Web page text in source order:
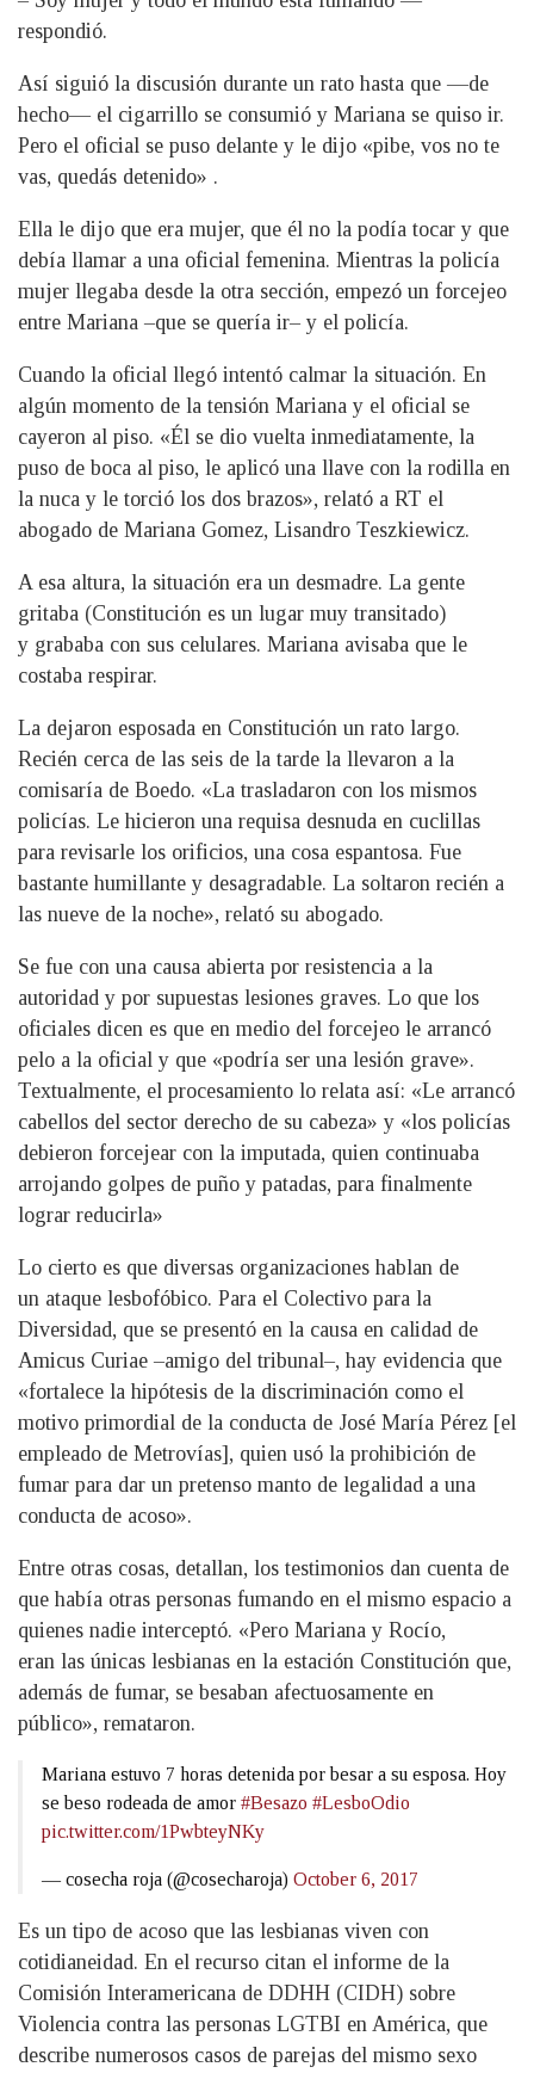
respondió.
Así siguió la discusión durante un rato hasta que —de
hecho— el cigarrillo se consumió y Mariana se quiso ir.
Pero el oficial se puso delante y le dijo «pibe, vos no te
vas, quedás detenido» .
Ella le dijo que era mujer, que él no la podía tocar y que
debía llamar a una oficial femenina. Mientras la policía
mujer llegaba desde la otra sección, empezó un forcejeo
entre Mariana –que se quería ir– y el policía.
Cuando la oficial llegó intentó calmar la situación. En
algún momento de la tensión Mariana y el oficial se
cayeron al piso. «Él se dio vuelta inmediatamente, la
puso de boca al piso, le aplicó una llave con la rodilla en
la nuca y le torció los dos brazos», relató a RT el
abogado de Mariana Gomez, Lisandro Teszkiewicz.
A esa altura, la situación era un desmadre. La gente
gritaba (Constitución es un lugar muy transitado)
y grababa con sus celulares. Mariana avisaba que le
costaba respirar.
La dejaron esposada en Constitución un rato largo.
Recién cerca de las seis de la tarde la llevaron a la
comisaría de Boedo. «La trasladaron con los mismos
policías. Le hicieron una requisa desnuda en cuclillas
para revisarle los orificios, una cosa espantosa. Fue
bastante humillante y desagradable. La soltaron recién a
las nueve de la noche», relató su abogado.
Se fue con una causa abierta por resistencia a la
autoridad y por supuestas lesiones graves. Lo que los
oficiales dicen es que en medio del forcejeo le arrancó
pelo a la oficial y que «podría ser una lesión grave».
Textualmente, el procesamiento lo relata así: «Le arrancó
cabellos del sector derecho de su cabeza» y «los policías
debieron forcejear con la imputada, quien continuaba
arrojando golpes de puño y patadas, para finalmente
lograr reducirla»
Lo cierto es que diversas organizaciones hablan de
un ataque lesbofóbico. Para el Colectivo para la
Diversidad, que se presentó en la causa en calidad de
Amicus Curiae –amigo del tribunal–, hay evidencia que
«fortalece la hipótesis de la discriminación como el
motivo primordial de la conducta de José María Pérez [el
empleado de Metrovías], quien usó la prohibición de
fumar para dar un pretenso manto de legalidad a una
conducta de acoso».
Entre otras cosas, detallan, los testimonios dan cuenta de
que había otras personas fumando en el mismo espacio a
quienes nadie interceptó. «Pero Mariana y Rocío,
eran las únicas lesbianas en la estación Constitución que,
además de fumar, se besaban afectuosamente en
público», remataron.
Mariana estuvo 7 horas detenida por besar a su esposa. Hoy
se beso rodeada de amor #Besazo #LesboOdio
pic.twitter.com/1PwbteyNKy
— cosecha roja (@cosecharoja) October 6, 2017
Es un tipo de acoso que las lesbianas viven con
cotidianeidad. En el recurso citan el informe de la
Comisión Interamericana de DDHH (CIDH) sobre
Violencia contra las personas LGTBI en América, que
describe numerosos casos de parejas del mismo sexo